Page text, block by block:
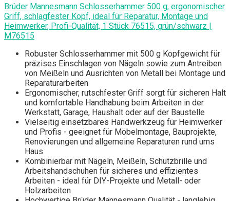
Brüder Mannesmann Schlosserhammer 500 g, ergonomischer
Griff, schlagfester Kopf, ideal für Reparatur, Montage und
Heimwerker, Profi-Qualität, 1 Stück 76515, grün/schwarz |
M76515
Robuster Schlosserhammer mit 500 g Kopfgewicht für
präzises Einschlagen von Nägeln sowie zum Antreiben
von Meißeln und Ausrichten von Metall bei Montage und
Reparaturarbeiten
Ergonomischer, rutschfester Griff sorgt für sicheren Halt
und komfortable Handhabung beim Arbeiten in der
Werkstatt, Garage, Haushalt oder auf der Baustelle
Vielseitig einsetzbares Handwerkzeug für Heimwerker
und Profis - geeignet für Möbelmontage, Bauprojekte,
Renovierungen und allgemeine Reparaturen rund ums
Haus
Kombinierbar mit Nägeln, Meißeln, Schutzbrille und
Arbeitshandschuhen für sicheres und effizientes
Arbeiten - ideal für DIY-Projekte und Metall- oder
Holzarbeiten